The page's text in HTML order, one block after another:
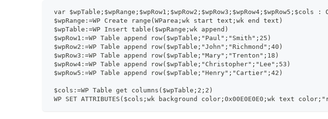
var $wpTable;$wpRange;$wpRow1;$wpRow2;$wpRow3;$wpRow4;$wpRow5;$cols :
$wpRange:=WP Create range(WParea;wk start text;wk end text)
$wpTable:=WP Insert table($wpRange;wk append)
$wpRow1:=WP Table append row($wpTable;"Paul";"Smith";25)
$wpRow2:=WP Table append row($wpTable;"John";"Richmond";40)
$wpRow3:=WP Table append row($wpTable;"Mary";"Trenton";18)
$wpRow4:=WP Table append row($wpTable;"Christopher";"Lee";53)
$wpRow5:=WP Table append row($wpTable;"Henry";"Cartier";42)
$cols:=WP Table get columns($wpTable;2;2)
WP SET ATTRIBUTES($cols;wk background color;0x00E0E0E0;wk text